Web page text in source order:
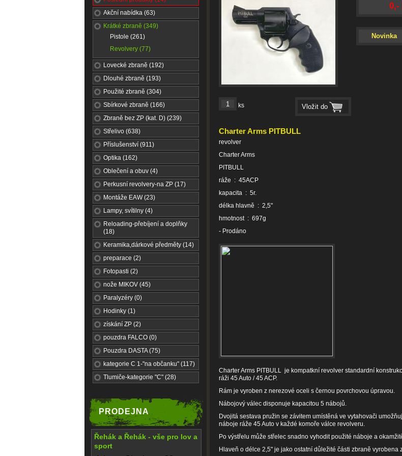
Akční nabídka (63)
Krátké zbraně (349)
Pistole (261)
Revolvery (77)
Lovecké zbraně (192)
Dlouhé zbraně (193)
Použité zbraně (304)
Sbírkové zbraně (166)
Zbraně bez ZP (kat. D) (239)
Střelivo (638)
Příslušenství (911)
Optika (162)
Oblečení a obuv (4)
Perkusní revolvery-na ZP (17)
Montáže EAW (23)
Lampy, svítilny (4)
Reloading-přebíjení a doplňky
(18)
Keramika,dárkové předměty (14)
preparace (2)
Fotopasti (2)
nože MIKOV (45)
Paralyzéry (0)
Hodinky (1)
získání ZP (2)
pouzdra FALCO (0)
Pouzdra DASTA (75)
kategorie C 1-"na občanku" (117)
Tlumiče-kategorie "C" (28)
PRODEJNA
Řehák a Řehák - vše pro lov a
sport
ks
0,-
Novinka
Charter Arms PITBULL
revolver
Charter Arms
PITBULL
ráže : 45ACP
kapacita : 5r.
délka hlavně : 2,5"
hmotnost : 697g
- Prodáno
Charter Arms PITBULL je kompatkní revolver standardní
ráži 45 Auto / 45 ACP.
Rám je vyroben z nerezové oceli s černou povrchovou úpravou.
Nábojový válec disponuje kapacitou 5 nábojů.
Dvojitá sestava pružin se závitem umístěná ve vytahovači
náboje ráže 45 Auto v každé komoře válce revolveru.
Po výstřelu může střelec snadno vyhodit použité náboje a
Hlaveň o délce 2,5" je jako ostatní důležité části zbraně vyrobena